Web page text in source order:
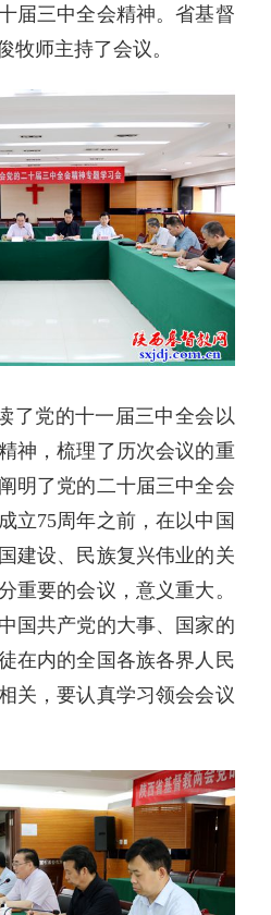
届三中全会精神。省基督
牧师主持了会议。
党的十一届三中全会以
神，梳理了历次会议的重
明了党的二十届三中全会
立75周年之前，在以中国
建设、民族复兴伟业的关
重要的会议，意义重大。
国共产党的大事、国家的
在内的全国各族各界人民
关，要认真学习领会会议